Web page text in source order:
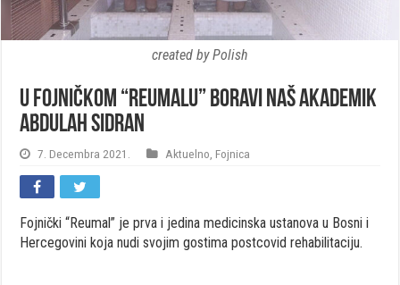
created by Polish
U fojničkom “Reumalu” boravi naš akademik
Abdulah Sidran
7. Decembra 2021. Aktuelno Fojnica
Fojnički “Reumal” je prva i jedina medicinska ustanova u Bosni i
Hercegovini koja nudi svojim gostima postcovid rehabilitaciju.